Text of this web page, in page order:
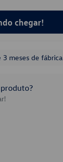
chegar!
3 meses de fábrica